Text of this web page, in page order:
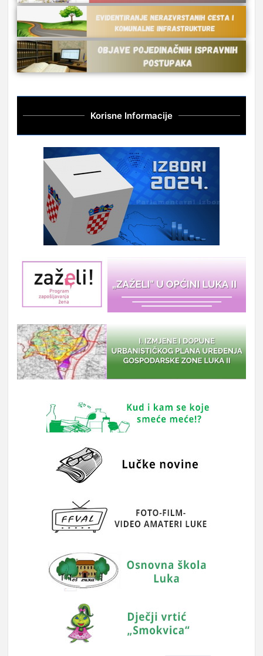
Korisne Informacije